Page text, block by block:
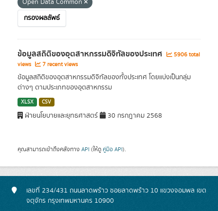
Open Data Common
กรองผลลัพธ์
ข้อมูลสถิติของอุตสาหกรรมดิจิทัลของประเทศ
5906 total
views
7 recent views
ข้อมูลสถิติของอุตสาหกรรมดิจิทัลของทั้งประเทศ โดยแบ่งเป็นกลุ่ม
ต่างๆ ตามประเภทของอุตสาหกรรม
XLSX CSV
ฝ่ายนโยบายและยุทธศาสตร์ 30 กรกฎาคม 2568
คุณสามารถเข้าถึงคลังทาง API (ให้ดู คู่มือ API).
เลขที่ 234/431 ถนนลาดพร้าว ซอยลาดพร้าว 10 แขวงจอมพล เขต
จตุจักร กรุงเทพมหานคร 10900